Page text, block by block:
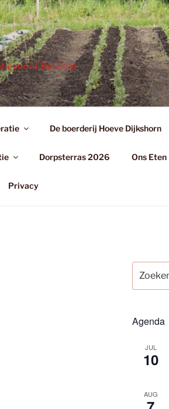
in Ten Boer
De boerderij Hoeve Dijkshorn
Dorpsterras 2026 Ons Eten
Privacy
naar:
Agenda
JUL
10
AUG